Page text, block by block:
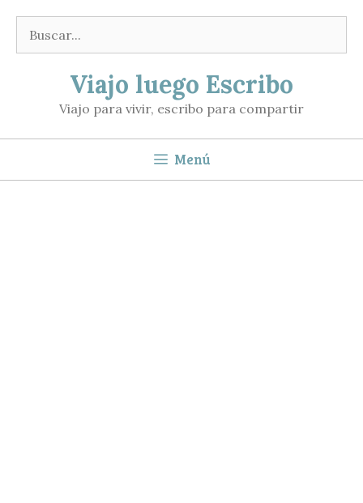
contenido
Buscar:
Viajo luego Escribo
Viajo para vivir, escribo para compartir
Menú